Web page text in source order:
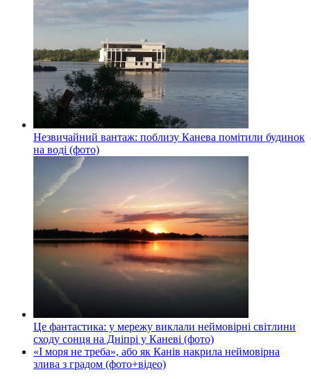
Незвичайний вантаж: поблизу Канева помітили будинок
на воді (фото)
Це фантастика: у мережу виклали неймовірні світлини
сходу сонця на Дніпрі у Каневі (фото)
«І моря не треба», або як Канів накрила неймовірна
злива з градом (фото+відео)